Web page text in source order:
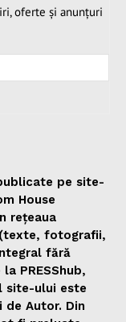
oferte și anunțuri
pe site-
House
rețeaua
fotografii,
fără
PRESShub,
site-ului este
Autor. Din